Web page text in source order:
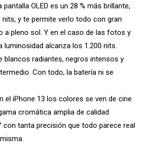
pantalla OLED es un 28 % más brillante,
y te permite verlo todo con gran
a pleno sol. Y en el caso de las fotos y
luminosidad alcanza los 1.200 nits.
blancos radiantes, negros intensos y
Con todo, la batería ni se
el iPhone 13 los colores se ven de cine
cromática amplia de calidad
con tanta precisión que todo parece real